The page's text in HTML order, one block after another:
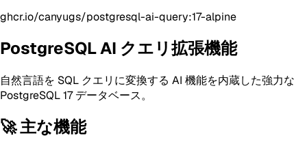
ghcr.io/canyugs/postgresql-ai-query:17-alpine
PostgreSQL AI クエリ拡張機能
自然言語を SQL クエリに変換する AI 機能を内蔵した強力な
PostgreSQL 17 データベース。
🚀 主な機能